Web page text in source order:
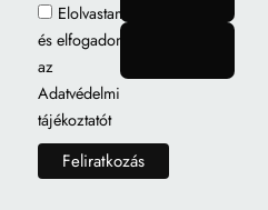
Elolvastam
és elfogadom
az
Adatvédelmi
tájékoztatót